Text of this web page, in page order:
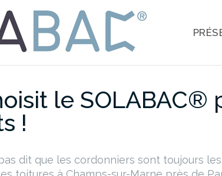
le SOLABAC®
!
dit que les cordonniers sont toujours